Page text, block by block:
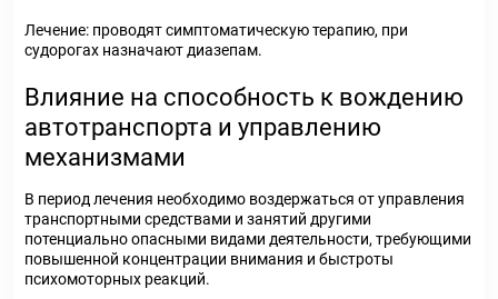
Лечение: проводят симптоматическую терапию, при
судорогах назначают диазепам.
Влияние на способность к вождению
автотранспорта и управлению
механизмами
В период лечения необходимо воздержаться от управления
транспортными средствами и занятий другими
потенциально опасными видами деятельности, требующими
повышенной концентрации внимания и быстроты
психомоторных реакций.